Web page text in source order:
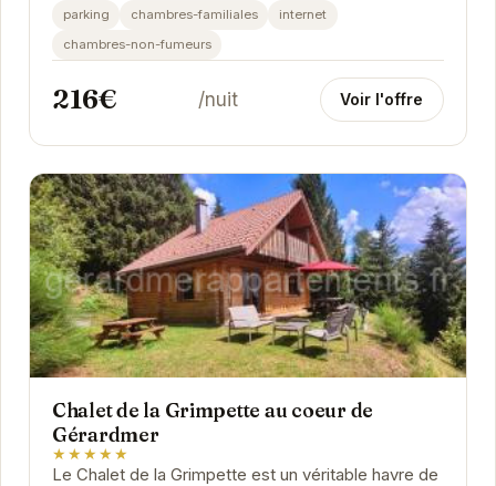
parking chambres-familiales
internet
chambres-non-fumeurs
216€ /nuit Voir l'offre
Chalet de la Grimpette au coeur de
Gérardmer
★★★★★
Le Chalet de la Grimpette est un véritable havre de